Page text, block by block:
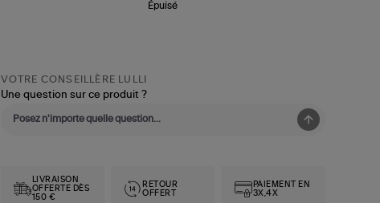
Épuisé
VOTRE CONSEILLÈRE LULLI
Une question sur ce produit ?
LIVRAISON
OFFERTE DÈS
150 €
RETOUR
OFFERT
PAIEMENT EN
3X,4X